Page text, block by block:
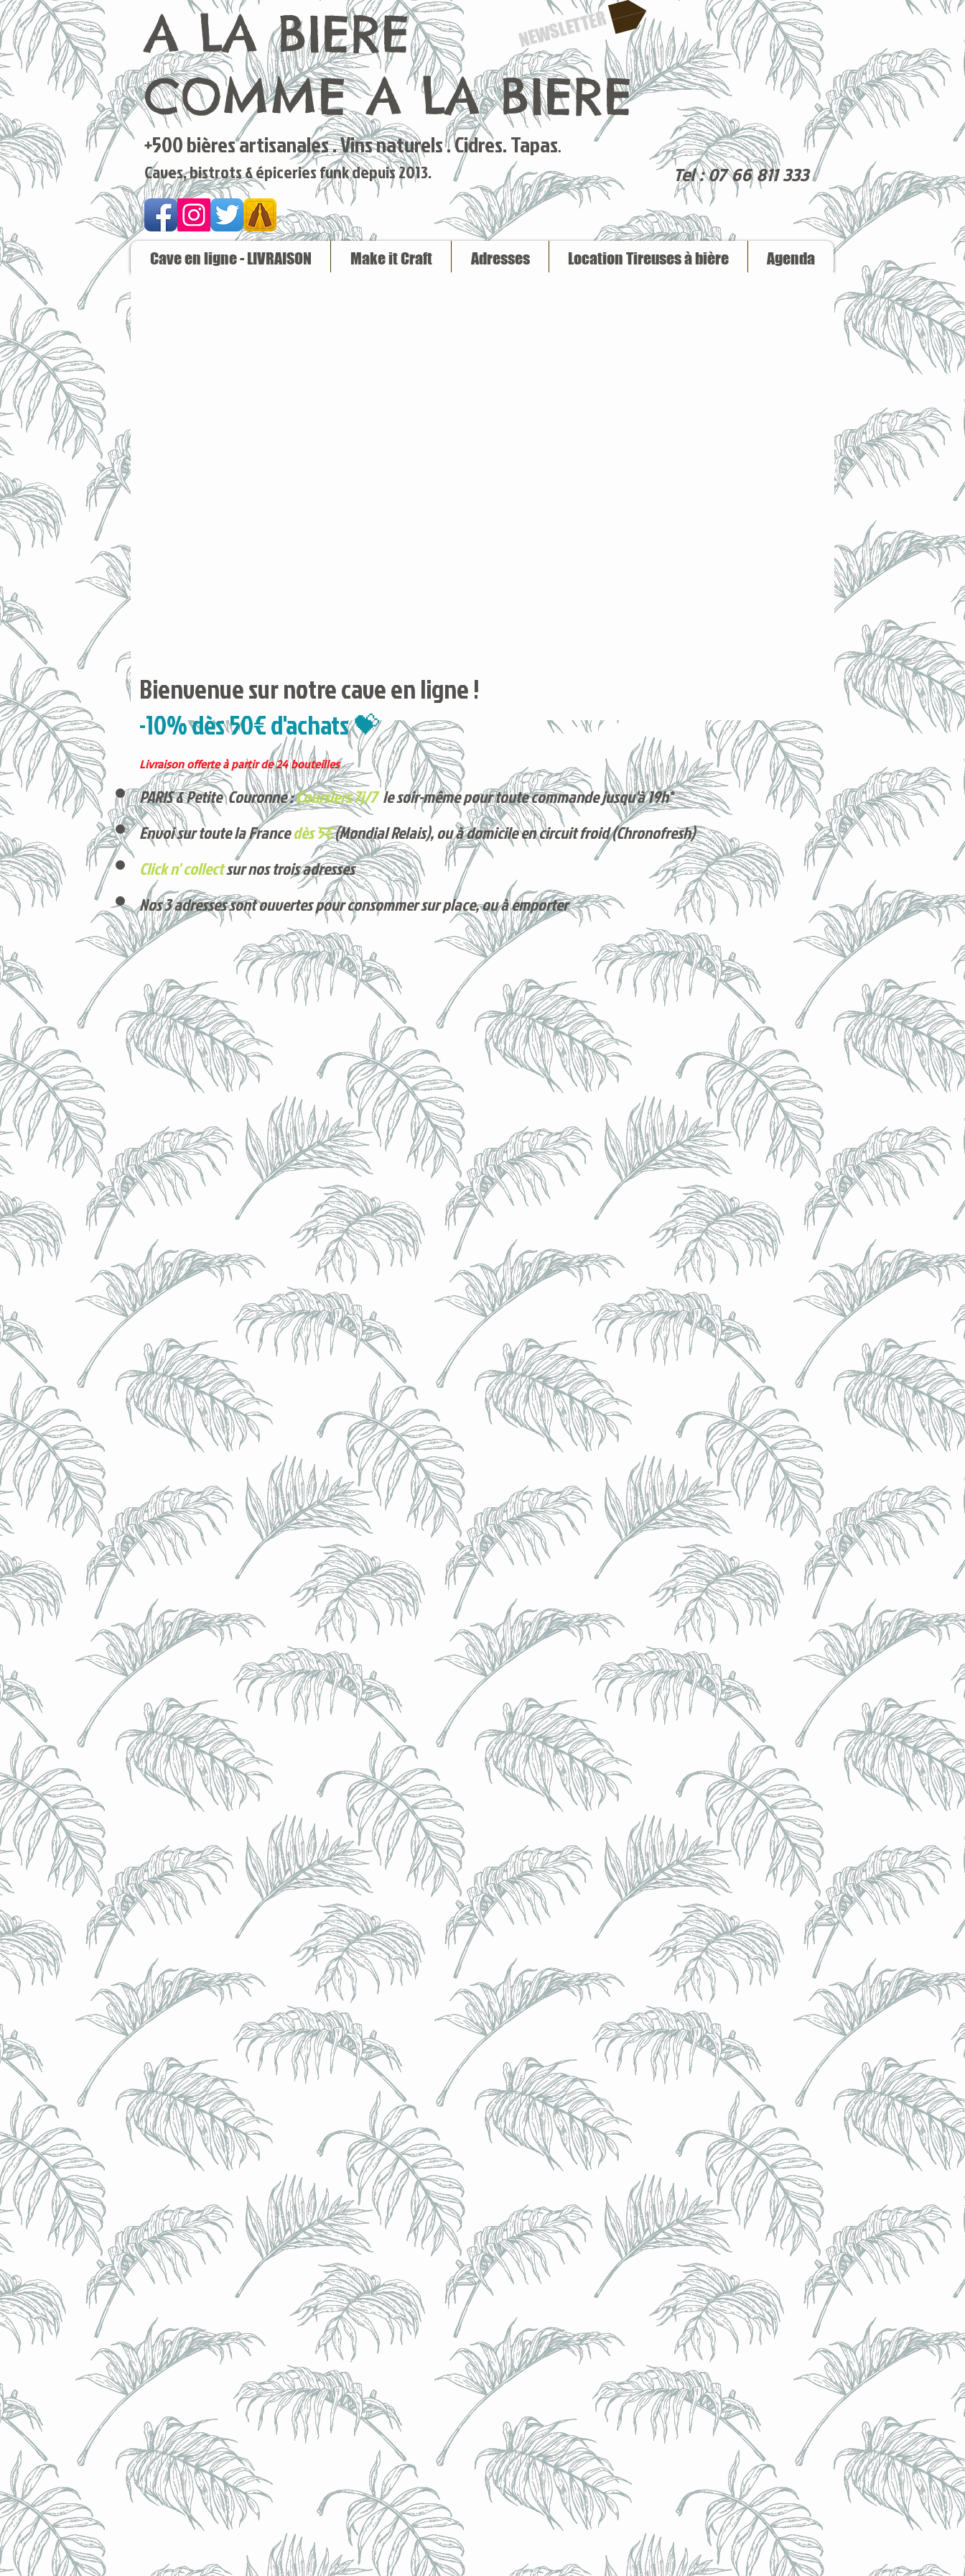
+500 bières artisanales . Vins naturels . Cidres. Tapas.
Caves, bistrots & épiceries funk depuis 2013.
A LA BIERE
COMME A LA BIERE
NEWSLETTER
Tel : 07 66 811 333
Cave en ligne - LIVRAISON Make it Craft Adresses Location Tireuses à bière Agenda
Bienvenue sur notre cave en ligne !
-10% dès 50€ d'achats 💝
Livraison offerte à partir de 24 bouteilles
PARIS & Petite Couronne :Coursiers 7j/7le soir-même pour toute commande jusqu'à 19h*
Envoi sur toute la Francedès 5€(Mondial Relais), ou à domicile en circuit froid (Chronofresh)
Click n' collectsur nos trois adresses
Nos 3 adresses sont ouvertes pour consommer sur place, ou à emporter
Voici nos derniers arrivages !
Produits phares
BRULO (UK) - King For A Day NEIPA - (Sans Alcool) - 0,5% - Canette 33cl
BRULO (UK) - King For A Day NEIPA - (Sans Alcool) - 0,5% - Canette 33cl
Achat immédiat